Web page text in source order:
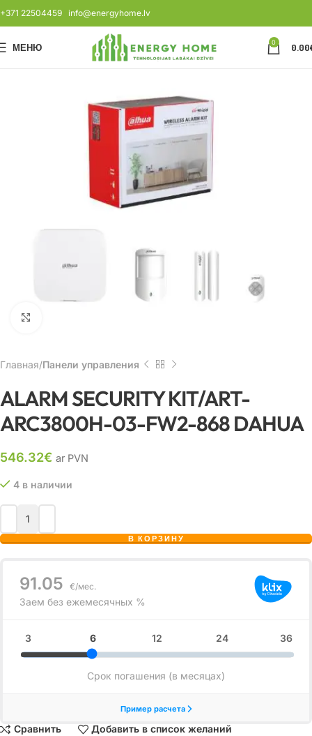
+371 22504459 info@energyhome.lv
МЕНЮ 0 0.00
Главная Панели управления
ALARM SECURITY KIT/ART-
ARC3800H-03-FW2-868 DAHUA
546.32€ ar PVN
4 в наличии
В КОРЗИНУ
Сравнить Добавить в список желаний